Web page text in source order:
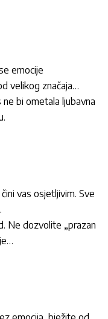
emocije
velikog značaja…
bi ometala ljubavna
vas osjetljivim. Sve
Ne dozvolite „prazan